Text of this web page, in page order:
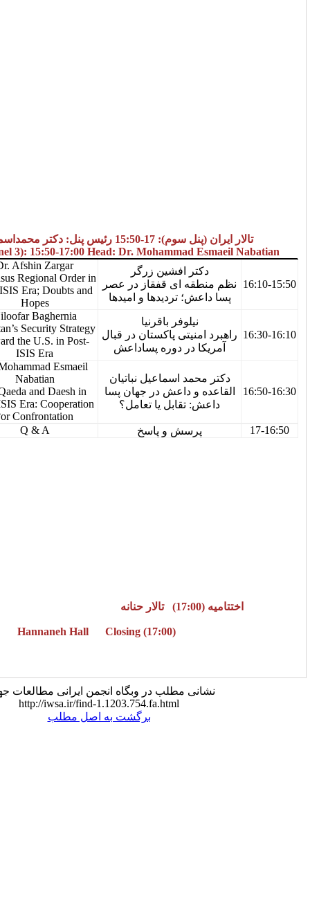
IRAN Hall (Pannel 3): 15:50-17:00 Head: Dr. Mohammad
ای قفقاز در عصر
تردیدها و امیدها
Dr. Afshin Zargar
Caucasus Regional Order in
Post-ISIS Era; Doubts and
Hopes
15:50-16:10
پاکستان در قبال
Niloofar Baghernia
Pakistan’s Security Strategy
Toward the U.S. in Post-
ISIS Era
16:10-16:30
اسماعیل نباتیان
و داعش در جهان پسا
Nabatian
Al-Qaeda and Daesh in
Post-ISIS Era: Cooperation
16:30-16:50
پرسش و پاسخ Q & A
16:50-17:00
مطلب در وبگاه انجمن ایرانی مطالعات جهان:
http://iwsa.ir/find-1.1203.754.fa.html